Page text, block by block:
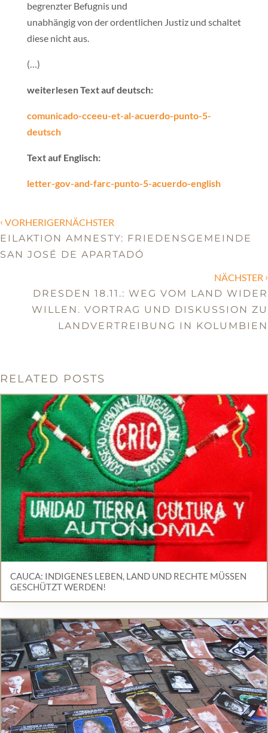
begrenzter Befugnis und
unabhängig von der ordentlichen Justiz und schaltet
diese nicht aus.
(…)
weiterlesen Text auf deutsch:
comunicado-cceeu-et-al-acuerdo-punto-5-
deutsch
Text auf Englisch:
letter-gov-and-farc-punto-5-acuerdo-english
‹ VORHERIGERNÄCHSTER
EILAKTION AMNESTY: FRIEDENSGEMEINDE
SAN JOSÉ DE APARTADÓ
NÄCHSTER ›
DRESDEN 18.11.: WEG VOM LAND WIDER
WILLEN. VORTRAG UND DISKUSSION ZU
LANDVERTREIBUNG IN KOLUMBIEN
RELATED POSTS
CAUCA: INDIGENES LEBEN, LAND UND RECHTE MÜSSEN
GESCHÜTZT WERDEN!